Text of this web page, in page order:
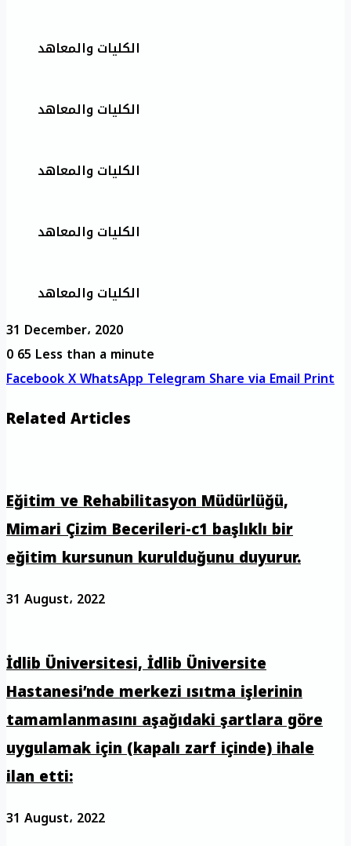
الكليات والمعاهد
الكليات والمعاهد
الكليات والمعاهد
الكليات والمعاهد
الكليات والمعاهد
31 December، 2020
065 Less than a minute
FacebookXWhatsAppTelegramShare via EmailPrint
Related Articles
Eğitim ve Rehabilitasyon Müdürlüğü,
Mimari Çizim Becerileri-c1 başlıklı bir
eğitim kursunun kurulduğunu duyurur.
31 August، 2022
İdlib Üniversitesi, İdlib Üniversite
Hastanesi’nde merkezi ısıtma işlerinin
tamamlanmasını aşağıdaki şartlara göre
uygulamak için (kapalı zarf içinde) ihale
ilan etti:
31 August، 2022